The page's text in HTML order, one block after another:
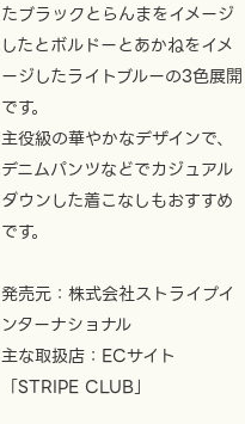
たブラックとらんまをイメージ
したとボルドーとあかねをイメ
ージしたライトブルーの3色展開
です。
主役級の華やかなデザインで、
デニムパンツなどでカジュアル
ダウンした着こなしもおすすめ
です。
発売元：株式会社ストライプイ
ンターナショナル
主な取扱店：ECサイト
「STRIPE CLUB」